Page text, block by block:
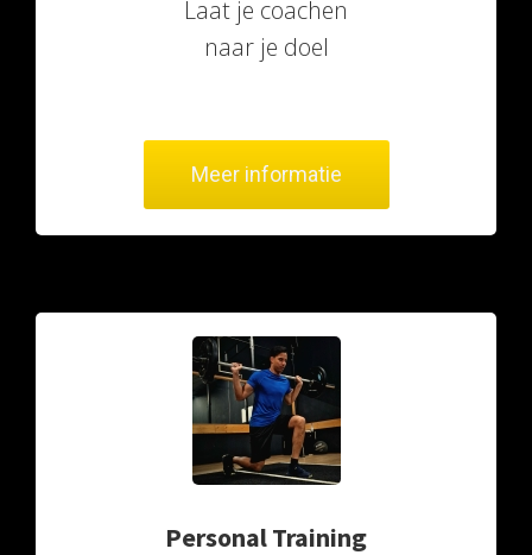
Laat je coachen
naar je doel
Meer informatie
Personal Training